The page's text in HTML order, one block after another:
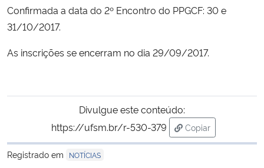
Ministério da Cidadania
Ministério do Meio Ambiente
Confirmada a data do 2º Encontro do PPGCF: 30 e
31/10/2017.
As inscrições se encerram no dia 29/09/2017.
Divulgue este conteúdo:
https://ufsm.br/r-530-379
Copiar
para área de
Registrado em
NOTÍCIAS